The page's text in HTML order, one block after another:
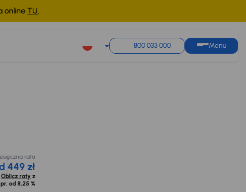
online TU.
800 033 000 Menu
rata
449 zł
Oblicz raty z
od 8,25 %